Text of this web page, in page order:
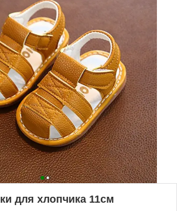
для хлопчика 11см